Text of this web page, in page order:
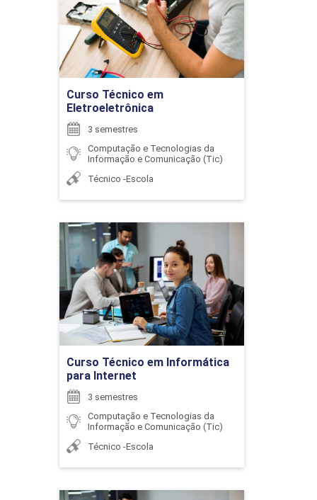
ENCONTRO ACADÊMICO/AVALIAÇÃO
6
ENGENHARIA DE SOFTWARE COM
METODOLOGIAS ÁGEIS
ESTATÍSTICA DESCRITIVA
Curso Técnico em
Eletroeletrônica
3 semestres
Computação e Tecnologias da
Informação e Comunicação (Tic)
Técnico -Escola
Detalhes do curso
Ir para Inscrição
Curso Técnico em Informática
para Internet
3 semestres
Computação e Tecnologias da
Informação e Comunicação (Tic)
Técnico -Escola
Curso Técnico em
Informática para Internet
Detalhes do curso
Ir para Inscrição